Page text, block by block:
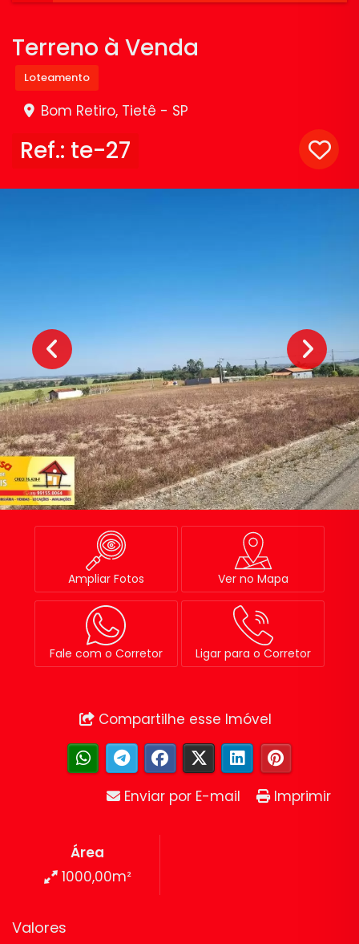
Terreno à Venda
Loteamento
Bom Retiro, Tietê - SP
Ref.: te-27
Ampliar Fotos Ver no Mapa
Fale com o Corretor Ligar para o Corretor
Compartilhe esse Imóvel
Imprimir
Enviar por E-mail
Área
1000,00m²
Valores